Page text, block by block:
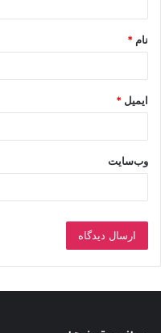
*
نام *
ایمیل *
وب‌سایت